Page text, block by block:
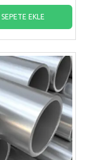
SEPETE EKLE